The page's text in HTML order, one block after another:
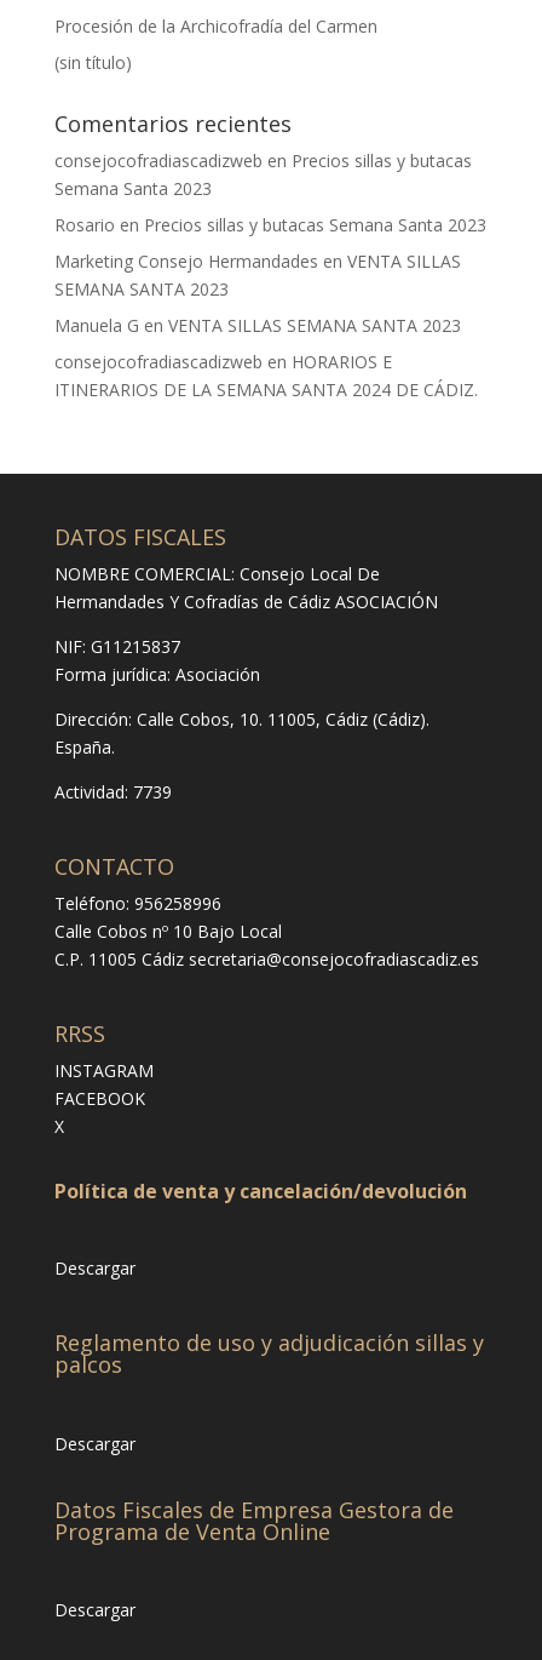
Procesión de la Archicofradía del Carmen
(sin título)
Comentarios recientes
consejocofradiascadizweb en Precios sillas y butacas
Semana Santa 2023
Rosario en Precios sillas y butacas Semana Santa 2023
Marketing Consejo Hermandades en VENTA SILLAS
SEMANA SANTA 2023
Manuela G en VENTA SILLAS SEMANA SANTA 2023
consejocofradiascadizweb en HORARIOS E
ITINERARIOS DE LA SEMANA SANTA 2024 DE CÁDIZ.
DATOS FISCALES
NOMBRE COMERCIAL: Consejo Local De
Hermandades Y Cofradías de Cádiz ASOCIACIÓN
NIF: G11215837
Forma jurídica: Asociación
Dirección: Calle Cobos, 10. 11005, Cádiz (Cádiz).
España.
Actividad: 7739
CONTACTO
Teléfono: 956258996
Calle Cobos nº 10 Bajo Local
C.P. 11005 Cádiz secretaria@consejocofradiascadiz.es
RRSS
INSTAGRAM
FACEBOOK
X
Política de venta y cancelación/devolución
Descargar
Reglamento de uso y adjudicación sillas y
palcos
Descargar
Datos Fiscales de Empresa Gestora de
Programa de Venta Online
Descargar